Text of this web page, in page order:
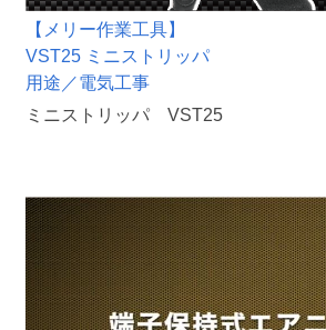
【メリー作業工具】
VST25 ミニストリッパ
用途／電気工事
ミニストリッパ VST25